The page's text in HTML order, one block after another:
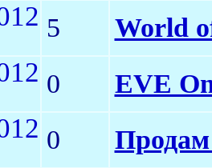
5 World
0 EVE
0